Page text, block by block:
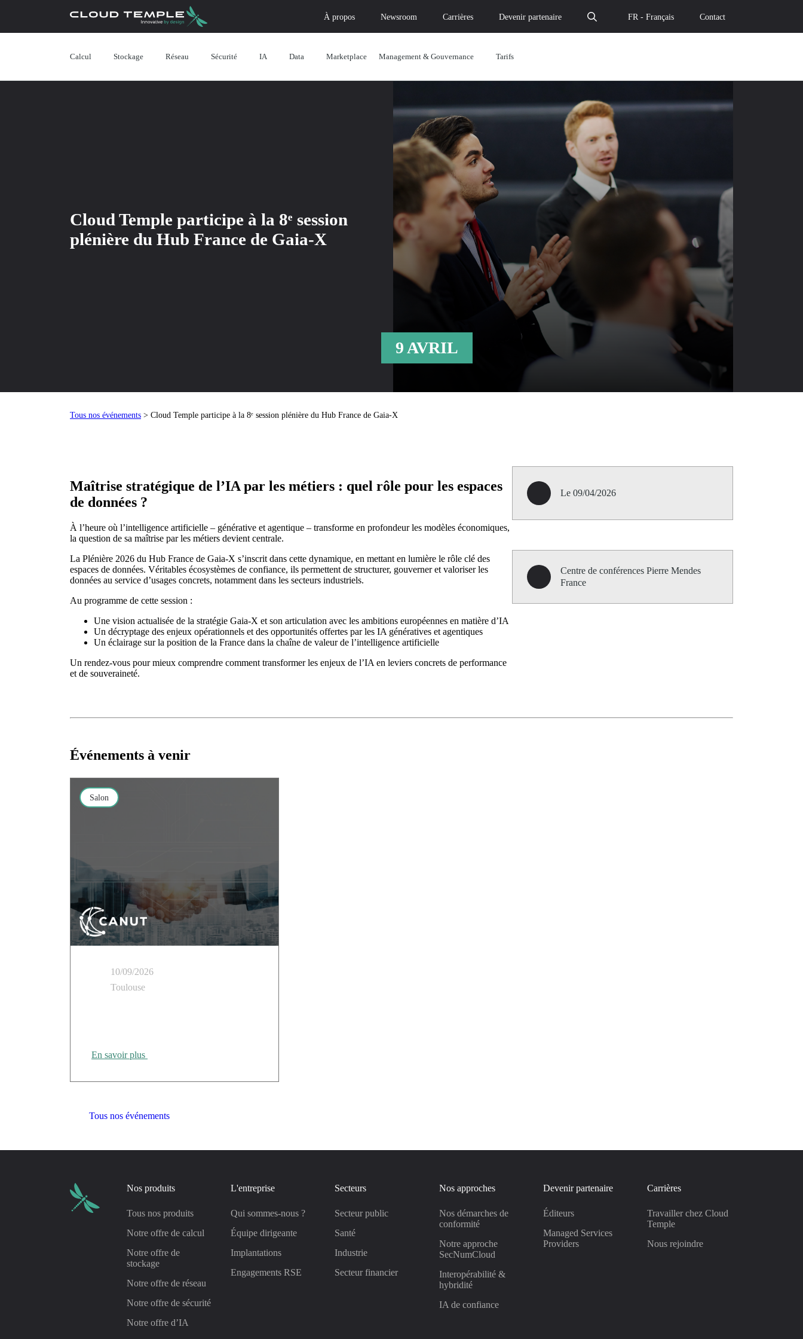
À propos Newsroom Carrières Devenir partenaire FR - Français Contact
Calcul Stockage Réseau Sécurité IA Data Marketplace Management & Gouvernance Tarifs
Cloud Temple participe à la 8ᵉ session
plénière du Hub France de Gaia-X
9 AVRIL
Tous nos événements > Cloud Temple participe à la 8ᵉ session plénière du Hub France de Gaia-X
Maîtrise stratégique de l’IA par les métiers : quel rôle pour les espaces
de données ?
À l’heure où l’intelligence artificielle – générative et agentique – transforme en profondeur les modèles économiques,
la question de sa maîtrise par les métiers devient centrale.
La Plénière 2026 du Hub France de Gaia-X s’inscrit dans cette dynamique, en mettant en lumière le rôle clé des
espaces de données. Véritables écosystèmes de confiance, ils permettent de structurer, gouverner et valoriser les
données au service d’usages concrets, notamment dans les secteurs industriels.
Au programme de cette session :
Une vision actualisée de la stratégie Gaia-X et son articulation avec les ambitions européennes en matière d’IA
Un décryptage des enjeux opérationnels et des opportunités offertes par les IA génératives et agentiques
Un éclairage sur la position de la France dans la chaîne de valeur de l’intelligence artificielle
Un rendez-vous pour mieux comprendre comment transformer les enjeux de l’IA en leviers concrets de performance
et de souveraineté.
Le 09/04/2026
Centre de conférences Pierre Mendes
France
Événements à venir
Salon
10/09/2026
Toulouse
En savoir plus
Tous nos événements
Nos produits
Tous nos produits
Notre offre de calcul
Notre offre de
stockage
Notre offre de réseau
Notre offre de sécurité
Notre offre d’IA
L'entreprise
Qui sommes-nous ?
Équipe dirigeante
Implantations
Engagements RSE
Secteurs
Secteur public
Santé
Industrie
Secteur financier
Nos approches
Nos démarches de
conformité
Notre approche
SecNumCloud
Interopérabilité &
hybridité
IA de confiance
Devenir partenaire
Éditeurs
Managed Services
Providers
Carrières
Travailler chez Cloud
Temple
Nous rejoindre